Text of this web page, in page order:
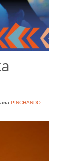
PINCHANDO